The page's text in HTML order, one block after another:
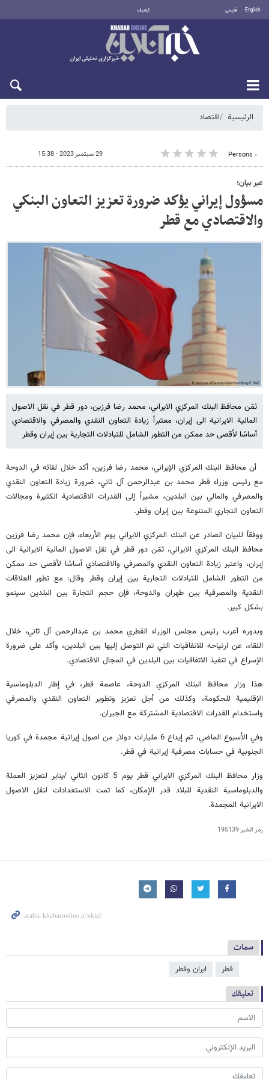
English فارسی أرشيف
الرئيسية اقتصاد
٠ Persons 29 سبتمبر 2023 - 15:38
عبر بيان؛
مسؤول إيراني يؤكد ضرورة تعزيز التعاون البنكي
والاقتصادي مع قطر
ثمّن محافظ البنك المركزي الايراني، محمد رضا فرزين، دور قطر في نقل الاصول
المالية الايرانية الى إيران، معتبراً زيادة التعاون النقدي والمصرفي والاقتصادي
أساسًا لأقصى حد ممكن من التطور الشامل للتبادلات التجارية بين إيران وقطر
أن محافظ البنك المركزي الإيراني، محمد رضا فرزين، أكد خلال لقائه في الدوحة
مع رئيس وزراء قطر محمد بن عبدالرحمن آل ثاني، ضرورة زيادة التعاون النقدي
والمصرفي والمالي بين البلدين، مشيراً إلى القدرات الاقتصادية الكثيرة ومجالات
التعاون التجاري المتنوعة بين إيران وقطر.
ووفقاً للبيان الصادر عن البنك المركزي الايراني يوم الأربعاء، فإن محمد رضا فرزين
محافظ البنك المركزي الايراني، ثمّن دور قطر في نقل الاصول المالية الايرانية الى
إيران، واعتبر زيادة التعاون النقدي والمصرفي والاقتصادي أساسًا لأقصى حد ممكن
من التطور الشامل للتبادلات التجارية بين إيران وقطر وقال: مع تطور العلاقات
النقدية والمصرفية بين طهران والدوحة، فإن حجم التجارة بين البلدين سينمو
بشكل كبير.
وبدوره أعرب رئيس مجلس الوزراء القطري محمد بن عبدالرحمن آل ثاني، خلال
اللقاء، عن ارتياحه للاتفاقيات التي تم التوصل إليها بين البلدين، وأكد على ضرورة
الإسراع في تنفيذ الاتفاقيات بين البلدين في المجال الاقتصادي.
هذا وزار محافظ البنك المركزي الدوحة، عاصمة قطر، في إطار الدبلوماسية
الإقليمية للحكومة، وكذلك من أجل تعزيز وتطوير التعاون النقدي والمصرفي
واستخدام القدرات الاقتصادية المشتركة مع الجيران.
وفي الأسبوع الماضي، تم إيداع 6 مليارات دولار من اصول إيرانية مجمدة في كوريا
الجنوبية في حسابات مصرفية إيرانية في قطر.
وزار محافظ البنك المركزي الايراني قطر يوم 5 كانون الثاني /يناير لتعزيز العملة
والدبلوماسية النقدية للبلاد قدر الإمكان، كما تمت الاستعدادات لنقل الاصول
الايرانية المجمدة.
رمز الخبر195139
سمات
قطر ایران وقطر
تعليقك